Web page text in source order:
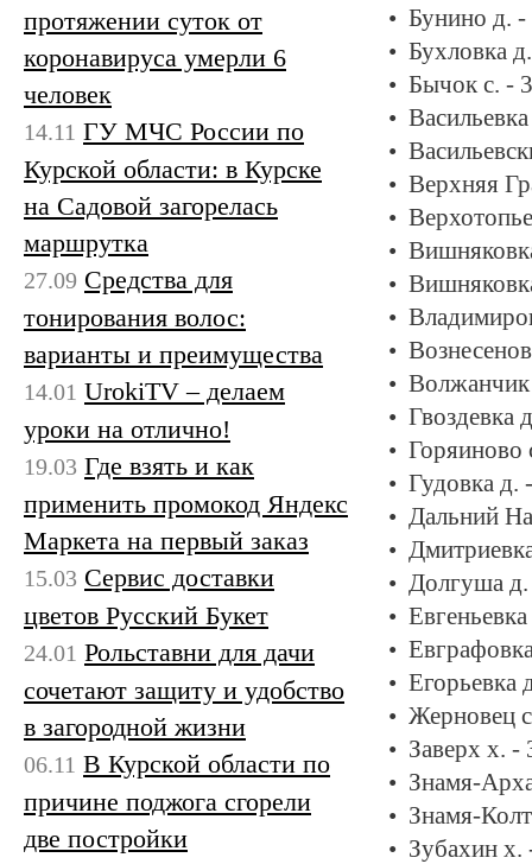
Бунино д.
Бухловка
Бычок с. -
Верхняя
Гвоздевка
Горяиново
Гудовка д.
Дальний
Долгуша
Егорьевка
Жерновец
Заверх х. -
Знамя-
Знамя-
Зубахин х.
протяжении суток от
коронавируса умерли 6
человек
14.11 ГУ МЧС России по
Курской области: в Курске
на Садовой загорелась
маршрутка
27.09 Средства для
тонирования волос:
варианты и преимущества
14.01 UrokiTV – делаем
уроки на отлично!
19.03 Где взять и как
применить промокод Яндекс
Маркета на первый заказ
15.03 Сервис доставки
цветов Русский Букет
24.01 Рольставни для дачи
сочетают защиту и удобство
в загородной жизни
06.11 В Курской области по
причине поджога сгорели
две постройки